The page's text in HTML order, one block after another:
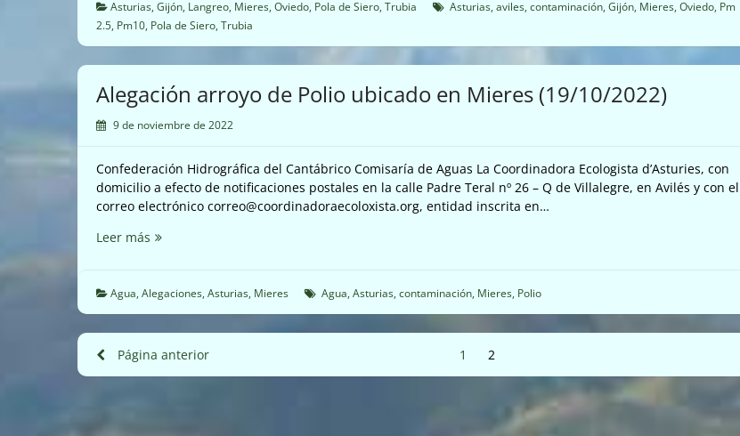
terrible
contaminación
en
Asturies
Asturias, Gijón, Langreo, Mieres, Oviedo, Pola de Siero, Trubia Asturias, aviles, contaminación, Gijón, Mieres, Oviedo, Pm
2.5, Pm10, Pola de Siero, Trubia
Alegación arroyo de Polio ubicado en Mieres (19/10/2022)
9 de noviembre de 2022
Confederación Hidrográfica del Cantábrico Comisaría de Aguas La Coordinadora Ecologista d’Asturies, con
domicilio a efecto de notificaciones postales en la calle Padre Teral nº 26 – Q de Villalegre, en Avilés y con el
correo electrónico correo@coordinadoraecoloxista.org, entidad inscrita en…
Leer más Alegación
Polio
ubicado
en
Mieres
Agua, Alegaciones, Asturias, Mieres Agua, Asturias, contaminación, Mieres, Polio
Paginación
de
entradas
Página anterior Página
1 2